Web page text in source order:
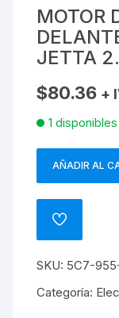
MOTOR
JETTA
$80.36 +
1 disponibles
MOTOR
PLUMAS
DELANTERO
2.0/
JETTA
AÑADIR AL
ADD
SKU: 5C7-
Categoría: